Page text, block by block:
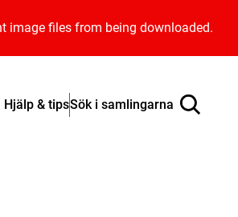
image files from being downloaded.
Hjälp & tipsSök i samlingarna